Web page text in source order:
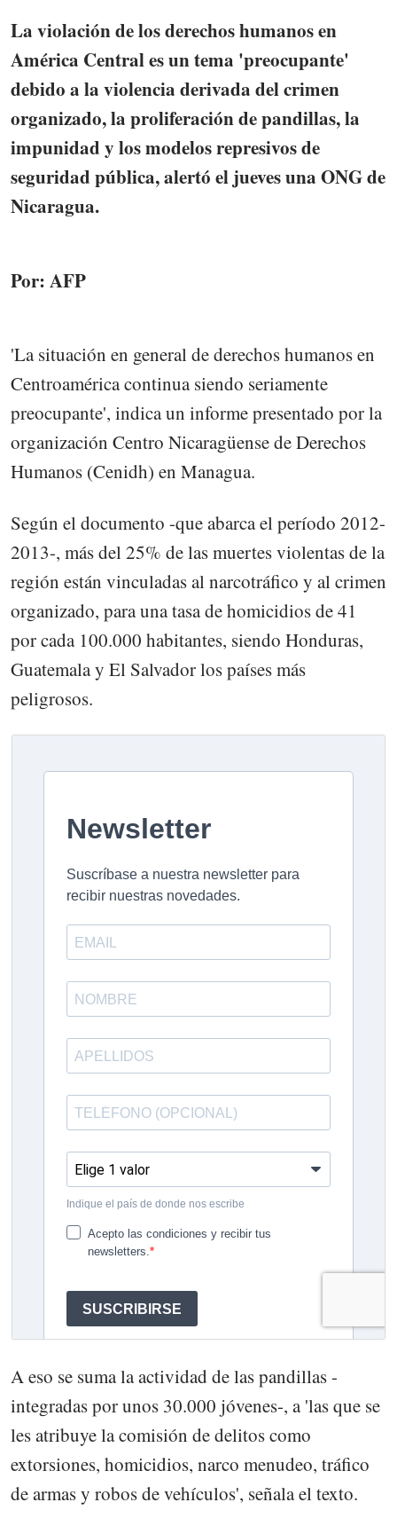
La violación de los derechos humanos en
América Central es un tema 'preocupante'
debido a la violencia derivada del crimen
organizado, la proliferación de pandillas, la
impunidad y los modelos represivos de
seguridad pública, alertó el jueves una ONG de
Nicaragua.
Por: AFP
'La situación en general de derechos humanos en
Centroamérica continua siendo seriamente
preocupante', indica un informe presentado por la
organización Centro Nicaragüense de Derechos
Humanos (Cenidh) en Managua.
Según el documento -que abarca el período 2012-
2013-, más del 25% de las muertes violentas de la
región están vinculadas al narcotráfico y al crimen
organizado, para una tasa de homicidios de 41
por cada 100.000 habitantes, siendo Honduras,
Guatemala y El Salvador los países más
peligrosos.
A eso se suma la actividad de las pandillas -
integradas por unos 30.000 jóvenes-, a 'las que se
les atribuye la comisión de delitos como
extorsiones, homicidios, narco menudeo, tráfico
de armas y robos de vehículos', señala el texto.